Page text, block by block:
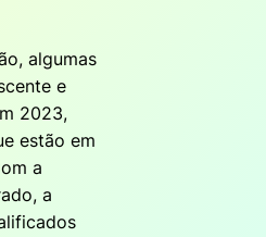
algumas
e
2023,
estão em
a
a